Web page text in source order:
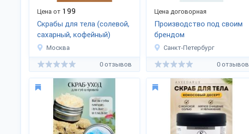
Цена от 199
Скрабы для тела (солевой,
сахарный, кофейный)
Москва
0 отзывов
Цена договорная
Производство под своим
брендом
Санкт-Петербург
0 отзывов